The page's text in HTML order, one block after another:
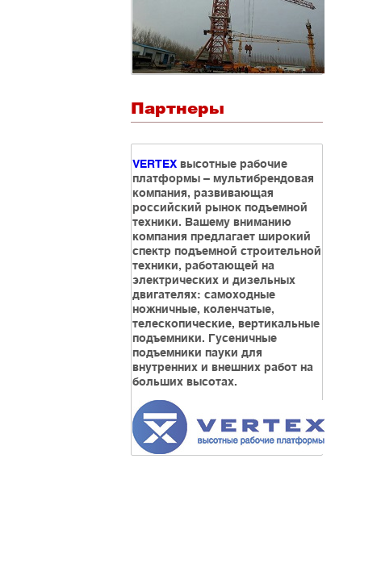
Партнеры
VERTEX высотные рабочие
платформы – мультибрендовая
компания, развивающая
российский рынок подъемной
техники. Вашему вниманию
компания предлагает широкий
спектр подъемной строительной
техники, работающей на
электрических и дизельных
двигателях: самоходные
ножничные, коленчатые,
телескопические, вертикальные
подъемники. Гусеничные
подъемники пауки для
внутренних и внешних работ на
больших высотах.